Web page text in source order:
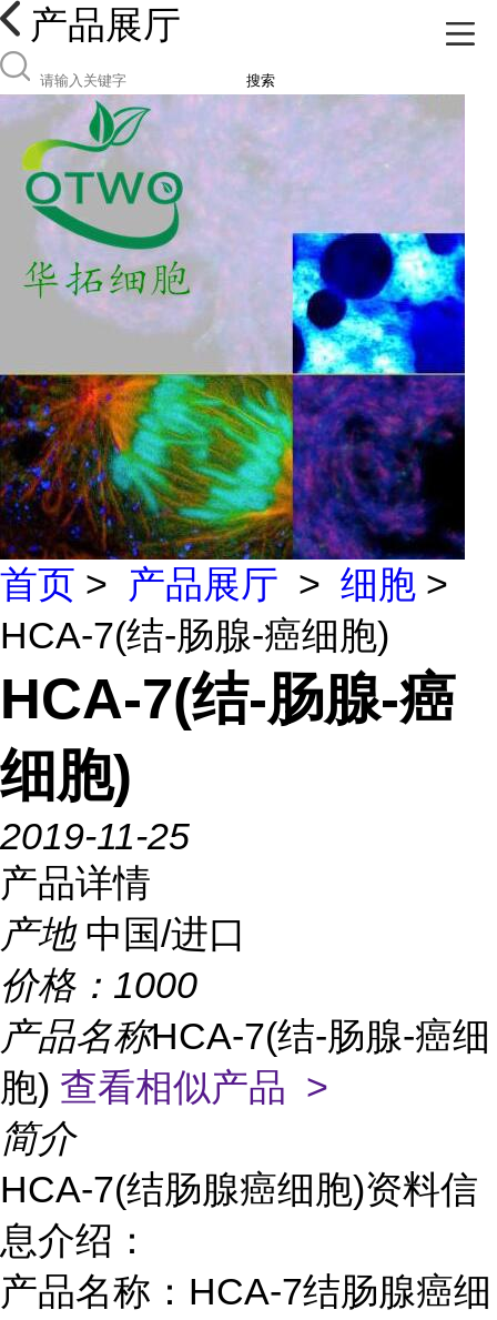
产品展厅
搜索
首页 > 产品展厅 > 细胞 >
HCA-7(结-肠腺-癌细胞)
HCA-7(结-肠腺-癌
细胞)
2019-11-25
产品详情
产地 中国/进口
价格： 1000
产品名称HCA-7(结-肠腺-癌细
胞) 查看相似产品 >
简介
HCA-7(结肠腺癌细胞)资料信
息介绍：
产品名称：HCA-7结肠腺癌细